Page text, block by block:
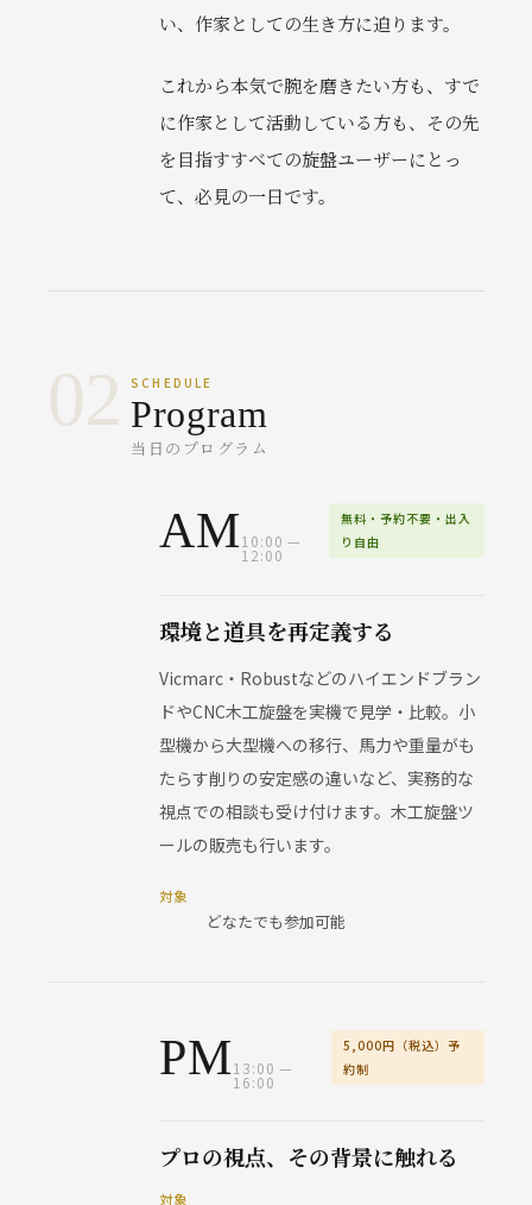
い、作家としての生き方に迫ります。
これから本気で腕を磨きたい方も、すで
に作家として活動している方も、その先
を目指すすべての旋盤ユーザーにとっ
て、必見の一日です。
02 SCHEDULE
Program
当日のプログラム
AM10:00 —
12:00
無料・予約不要・出入
り自由
環境と道具を再定義する
Vicmarc・Robustなどのハイエンドブラン
ドやCNC木工旋盤を実機で見学・比較。小
型機から大型機への移行、馬力や重量がも
たらす削りの安定感の違いなど、実務的な
視点での相談も受け付けます。木工旋盤ツ
ールの販売も行います。
対象
どなたでも参加可能
PM13:00 —
16:00
5,000円（税込）予
約制
プロの視点、その背景に触れる
対象